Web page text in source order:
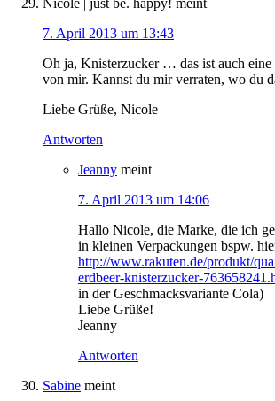
Nicole | just be. happy! meint
7. April 2013 um 13:43
Oh ja, Knisterzucker … das ist auch
von mir. Kannst du mir verraten, wo du
Liebe Grüße, Nicole
Antworten
Jeanny meint
7. April 2013 um 14:06
Hallo Nicole, die Marke, die ich
in kleinen Verpackungen bspw.
http://www.rakuten.de/produkt/
erdbeer-knisterzucker-
in der Geschmacksvariante Cola)
Liebe Grüße!
Jeanny
Antworten
Sabine meint